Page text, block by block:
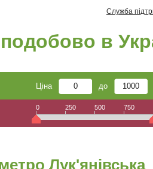
Служба
подобово в
Ціна до
0 250 500 750
Лук'янівська